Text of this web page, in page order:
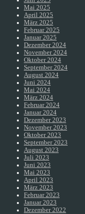
Mai 2025
April 2025
März 2025
Februar 2025
Januar 2025
Dezember 2024
November 2024
Oktober 2024
September 2024
August 2024
Juni 2024
Mai 2024
März 2024
Februar 2024
Januar 2024
Dezember 2023
November 2023
Oktober 2023
September 2023
August 2023
Juli 2023
Juni 2023
Mai 2023
April 2023
März 2023
Februar 2023
Januar 2023
Dezember 2022